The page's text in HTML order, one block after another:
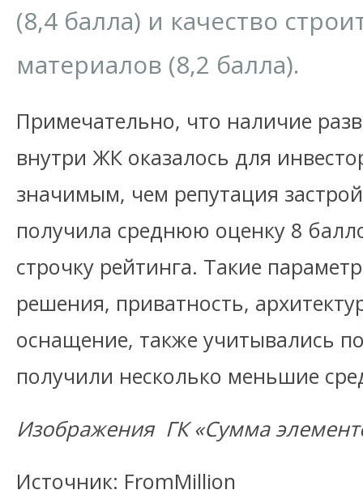
(8,4 балла) и качество
материалов (8,2 балла).
Примечательно, что наличие
внутри ЖК оказалось для
значимым, чем репутация
получила среднюю оценку 8
строчку рейтинга. Такие
решения, приватность,
оснащение, также учитывались
получили несколько меньшие
Изображения ГК «Сумма
Источник: FromMillion